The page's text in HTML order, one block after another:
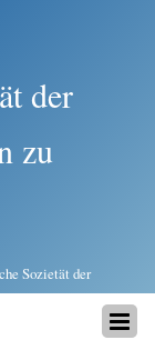
der
zu
Sozietät der